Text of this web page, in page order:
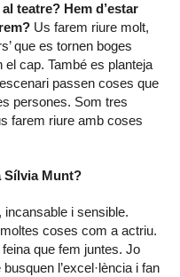
teatre? Hem d’estar
Us farem riure molt,
que es tornen boges
cap. També es planteja
passen coses que
persones. Som tres
farem riure amb coses
Sílvia Munt?
incansable i sensible.
coses com a actriu.
que fem juntes. Jo
l’excel·lència i fan